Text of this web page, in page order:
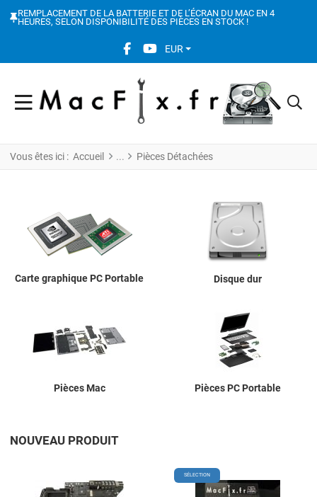
REMPLACEMENT DE LA BATTERIE ET DE L’ÉCRAN DU MAC EN 4
HEURES, SELON DISPONIBILITÉ DES PIÈCES EN STOCK !
FACEBOOK SOCIAL LINK
YOUTUBE SOCIAL LINK
EUR
Vous êtes ici : Accueil Pièces Détachées
Carte graphique PC Portable Disque dur
Pièces Mac Pièces PC Portable
NOUVEAU PRODUIT
Add to Wishlist
SÉLECTION